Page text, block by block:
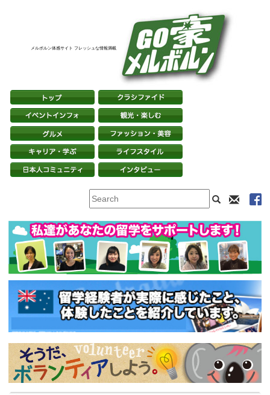
メルボルン体感サイト フレッシュな情報満載